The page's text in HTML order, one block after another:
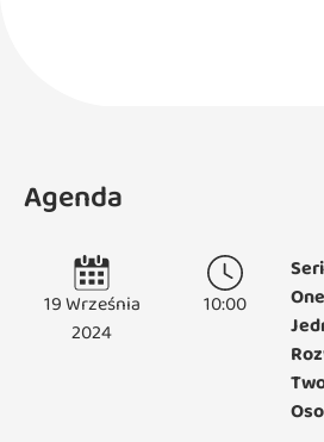
Agenda
19 Września
2024
10:00